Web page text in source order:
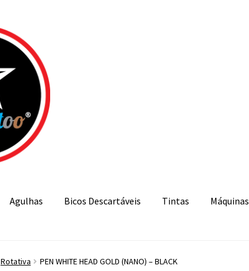
Agulhas Bicos Descartáveis Tintas Máquinas
Rotativa PEN WHITE HEAD GOLD (NANO) – BLACK